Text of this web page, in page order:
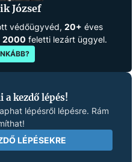
József
védőügyvéd, 20+ éves
2000 feletti lezárt üggyel.
a kezdő lépés!
lépésről lépésre. Rám
LÉPÉSEKRE